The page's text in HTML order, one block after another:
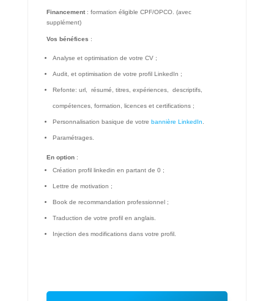
Financement: formation éligible CPF/OPCO. (avec
supplément)
Vos bénéfices :
Analyse et optimisation de votre CV ;
Audit, et optimisation de votre profil LinkedIn ;
Refonte: url, résumé, titres, expériences, descriptifs,
compétences, formation, licences et certifications ;
Personnalisation basique de votre bannière LinkedIn
Paramétrages.
En option :
Création profil linkedin en partant de 0 ;
Lettre de motivation ;
Book de recommandation professionnel ;
Traduction de votre profil en anglais.
Injection des modifications dans votre profil.